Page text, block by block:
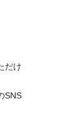
だけ
SNS